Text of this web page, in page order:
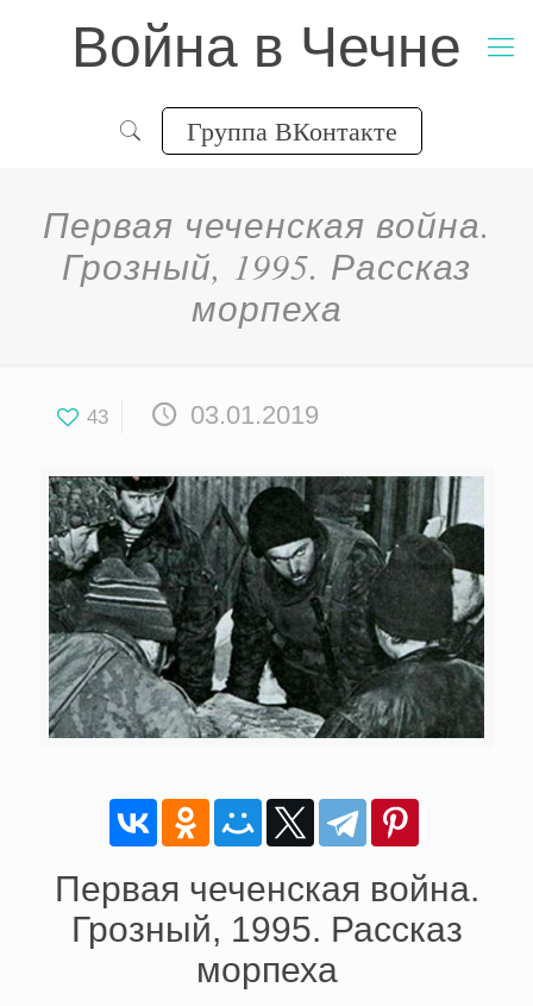
Война в Чечне
Группа ВКонтакте
Первая чеченская война.
Грозный, 1995. Рассказ
морпеха
43 03.01.2019
Первая чеченская война.
Грозный, 1995. Рассказ
морпеха